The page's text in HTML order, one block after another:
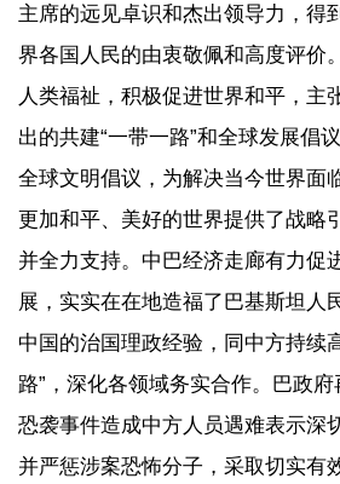
主席的远见卓识和杰出领导力，得
界各国人民的由衷敬佩和高度评价
人类福祉，积极促进世界和平，主
出的共建“一带一路”和全球发展倡
全球文明倡议，为解决当今世界面
更加和平、美好的世界提供了战略
并全力支持。中巴经济走廊有力促
展，实实在在地造福了巴基斯坦人
中国的治国理政经验，同中方持续
路”，深化各领域务实合作。巴政
恐袭事件造成中方人员遇难表示深
并严惩涉案恐怖分子，采取切实有